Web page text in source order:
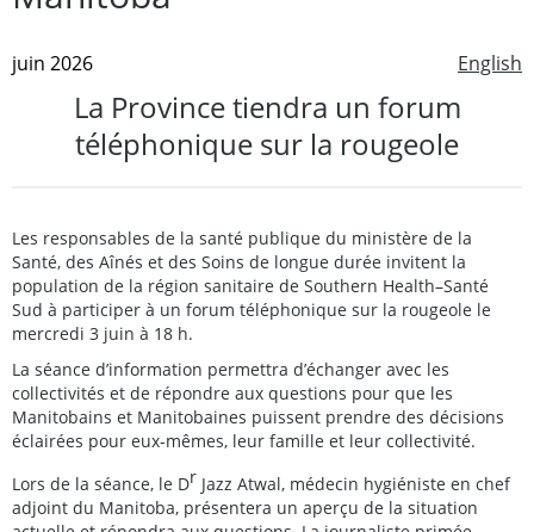
English
juin 2026
La Province tiendra un forum
téléphonique sur la rougeole
Les responsables de la santé publique du ministère de la
Santé, des Aînés et des Soins de longue durée invitent la
population de la région sanitaire de Southern Health–Santé
Sud à participer à un forum téléphonique sur la rougeole le
mercredi 3 juin à 18 h.
La séance d’information permettra d’échanger avec les
collectivités et de répondre aux questions pour que les
Manitobains et Manitobaines puissent prendre des décisions
éclairées pour eux-mêmes, leur famille et leur collectivité.
Lors de la séance, le Dr Jazz Atwal, médecin hygiéniste en chef
adjoint du Manitoba, présentera un aperçu de la situation